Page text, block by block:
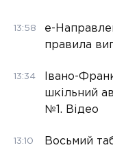
13:58
е-
правила
13:34
Івано-
шкільний
№1. Відео
13:10
Восьмий